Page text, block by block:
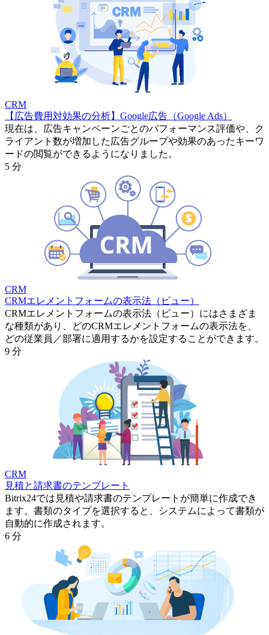
CRM
【広告費用対効果の分析】Google広告（Google Ads）
現在は、広告キャンペーンごとのパフォーマンス評価や、ク
ライアント数が増加した広告グループや効果のあったキーワ
ードの閲覧ができるようになりました。
5 分
CRM
CRMエレメントフォームの表示法（ビュー）
CRMエレメントフォームの表示法（ビュー）にはさまざま
な種類があり、どのCRMエレメントフォームの表示法を、
どの従業員／部署に適用するかを設定することができます。
9 分
CRM
見積と請求書のテンプレート
Bitrix24では見積や請求書のテンプレートが簡単に作成でき
ます。書類のタイプを選択すると、システムによって書類が
自動的に作成されます。
6 分